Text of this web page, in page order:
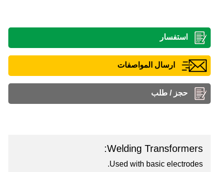
استفسار
ارسال المواصفات
حجز / طلب
Welding Transformers:
Used with basic electrodes.